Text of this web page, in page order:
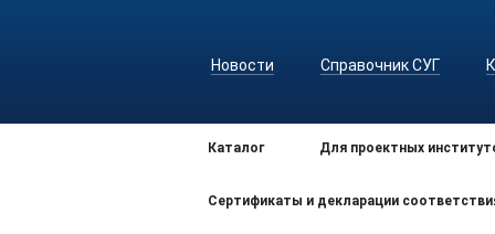
Новости Справочник СУГ
Каталог Для проектных
Сертификаты и декларации